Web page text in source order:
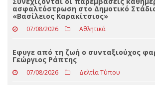
ΤΕΛΕΥΤΑΊΑ ΝΈΑ
ασφαλτόστρωση στο Δημοτικό
«Βασίλειος Καρακίτσιος»
07/08/2026 Αθλητικά